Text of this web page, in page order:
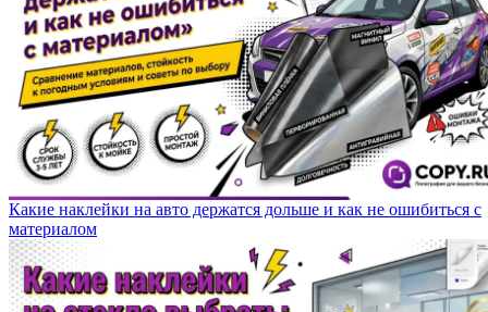
Какие наклейки на авто держатся дольше и как не ошибиться с
материалом